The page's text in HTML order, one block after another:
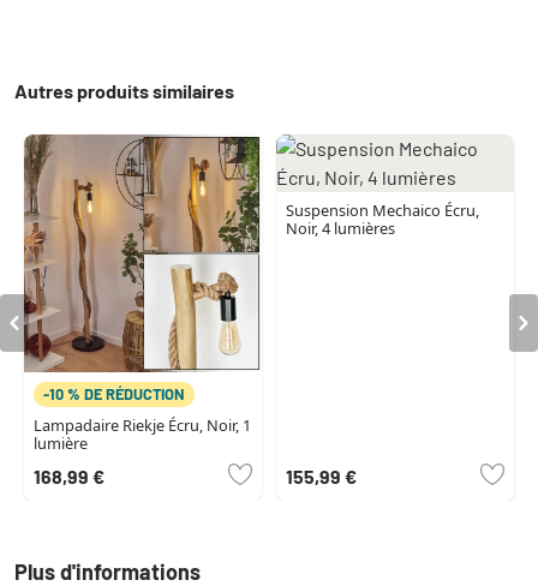
Autres produits similaires
-10 % DE RÉDUCTION
Lampadaire Riekje Écru, Noir, 1
lumière
168,99 €
Suspension Mechaico Écru,
Noir, 4 lumières
155,99 €
Plus d'informations